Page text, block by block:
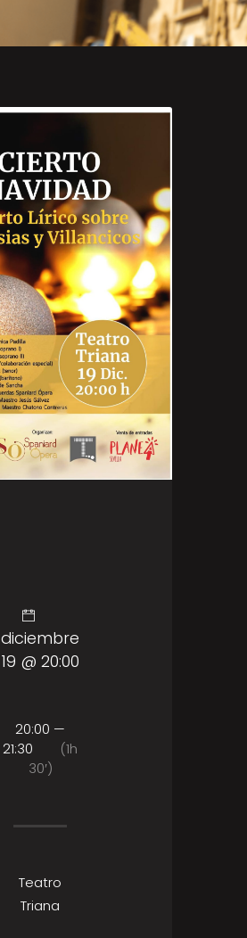
diciembre
19 @ 20:00
20:00 —
21:30
(1h
30′)
Teatro
Triana